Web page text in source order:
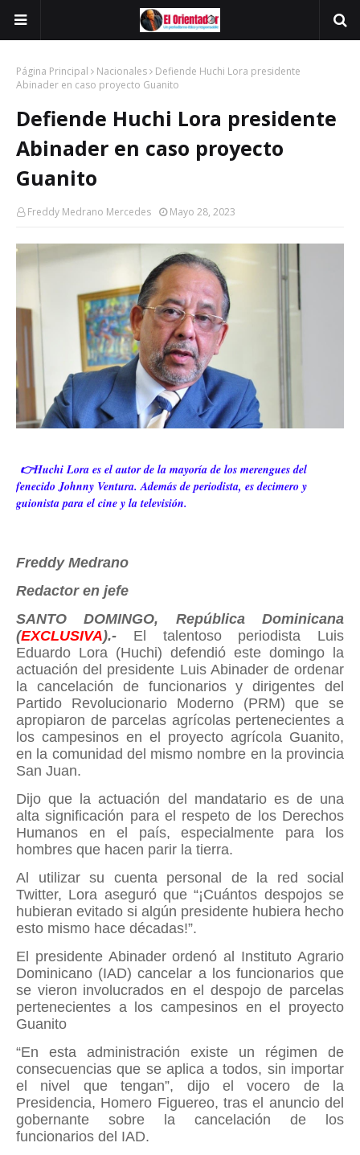
Página Principal Nacionales
Defiende Huchi Lora presidente
Abinader en caso proyecto Guanito
Defiende Huchi Lora presidente
Abinader en caso proyecto
Guanito
Freddy Medrano Mercedes Mayo 28, 2023
👉Huchi Lora es el autor de la mayoría de los merengues del
fenecido Johnny Ventura. Además de periodista, es decimero y
guionista para el cine y la televisión.
Freddy Medrano
Redactor en jefe
SANTO DOMINGO, República Dominicana
(EXCLUSIVA).- El talentoso periodista Luis
Eduardo Lora (Huchi) defendió este domingo la
actuación del presidente Luis Abinader de ordenar
la cancelación de funcionarios y dirigentes del
Partido Revolucionario Moderno (PRM) que se
apropiaron de parcelas agrícolas pertenecientes a
los campesinos en el proyecto agrícola Guanito,
en la comunidad del mismo nombre en la provincia
San Juan.
Dijo que la actuación del mandatario es de una
alta significación para el respeto de los Derechos
Humanos en el país, especialmente para los
hombres que hacen parir la tierra.
Al utilizar su cuenta personal de la red social
Twitter, Lora aseguró que “¡Cuántos despojos se
hubieran evitado si algún presidente hubiera hecho
esto mismo hace décadas!”.
El presidente Abinader ordenó al Instituto Agrario
Dominicano (IAD) cancelar a los funcionarios que
se vieron involucrados en el despojo de parcelas
pertenecientes a los campesinos en el proyecto
Guanito
“En esta administración existe un régimen de
consecuencias que se aplica a todos, sin importar
el nivel que tengan”, dijo el vocero de la
Presidencia, Homero Figuereo, tras el anuncio del
gobernante sobre la cancelación de los
funcionarios del IAD.